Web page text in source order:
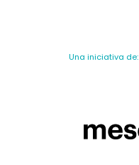
Una iniciativa de: